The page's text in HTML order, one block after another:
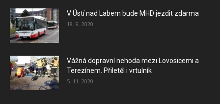
V Ústí nad Labem bude MHD jezdit zdarma
18. 9. 2020
Vážná dopravní nehoda mezi Lovosicemi a
Terezínem. Přiletěl i vrtulník
5. 11. 2020